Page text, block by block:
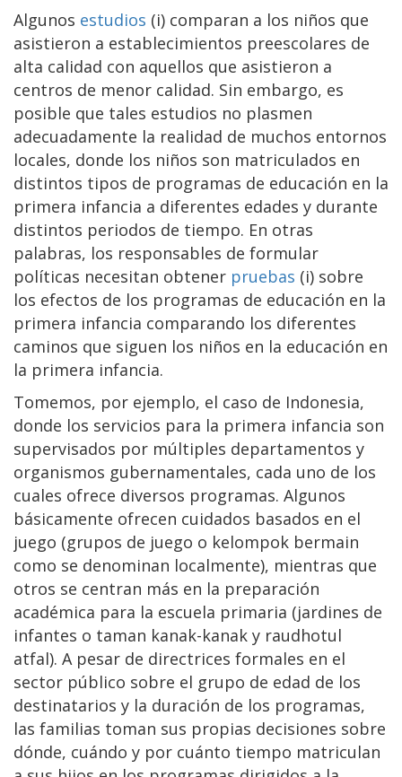
Algunos estudios (i) comparan a los niños que
asistieron a establecimientos preescolares de
alta calidad con aquellos que asistieron a
centros de menor calidad. Sin embargo, es
posible que tales estudios no plasmen
adecuadamente la realidad de muchos entornos
locales, donde los niños son matriculados en
distintos tipos de programas de educación en la
primera infancia a diferentes edades y durante
distintos periodos de tiempo. En otras
palabras, los responsables de formular
políticas necesitan obtener pruebas (i) sobre
los efectos de los programas de educación en la
primera infancia comparando los diferentes
caminos que siguen los niños en la educación en
la primera infancia.
Tomemos, por ejemplo, el caso de Indonesia,
donde los servicios para la primera infancia son
supervisados por múltiples departamentos y
organismos gubernamentales, cada uno de los
cuales ofrece diversos programas. Algunos
básicamente ofrecen cuidados basados en el
juego (grupos de juego o kelompok bermain
como se denominan localmente), mientras que
otros se centran más en la preparación
académica para la escuela primaria (jardines de
infantes o taman kanak-kanak y raudhotul
atfal). A pesar de directrices formales en el
sector público sobre el grupo de edad de los
destinatarios y la duración de los programas,
las familias toman sus propias decisiones sobre
dónde, cuándo y por cuánto tiempo matriculan